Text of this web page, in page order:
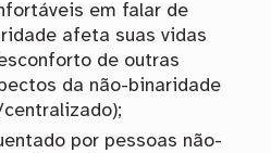
em falar de
afeta suas vidas
de outras
da não-binaridade
por pessoas não-